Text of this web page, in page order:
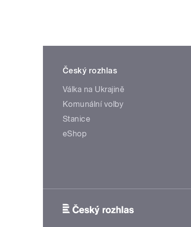
Český rozhlas
Válka na Ukrajině
Komunální volby
Stanice
eShop